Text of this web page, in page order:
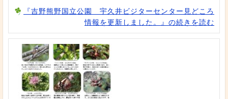
『吉野熊野国立公園 宇久井ビジターセンター見どころ
情報を更新しました。』の続きを読む